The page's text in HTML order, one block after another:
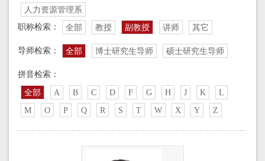
人力资源管理系
职称检索：
全部 教授 副教授 讲师 其它
导师检索： 全部 博士研究生导师 硕士研究生导师
拼音检索：
全部 A B C D F G H J K
L
M
O P Q R S T W X Y Z